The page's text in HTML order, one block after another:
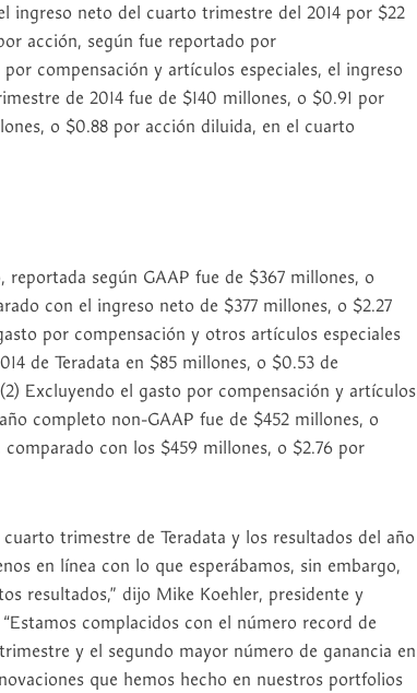
ingreso neto del cuarto trimestre del 2014 por $22
acción, según fue reportado por
compensación y artículos especiales, el ingreso
de 2014 fue de $140 millones, o $0.91 por
o $0.88 por acción diluida, en el cuarto
según GAAP fue de $367 millones, o
con el ingreso neto de $377 millones, o $2.27
por compensación y otros artículos especiales
de Teradata en $85 millones, o $0.53 de
Excluyendo el gasto por compensación y artículos
completo non-GAAP fue de $452 millones, o
con los $459 millones, o $2.76 por
trimestre de Teradata y los resultados del año
en línea con lo que esperábamos, sin embargo,
resultados,” dijo Mike Koehler, presidente y
complacidos con el número record de
y el segundo mayor número de ganancia en
que hemos hecho en nuestros portfolios